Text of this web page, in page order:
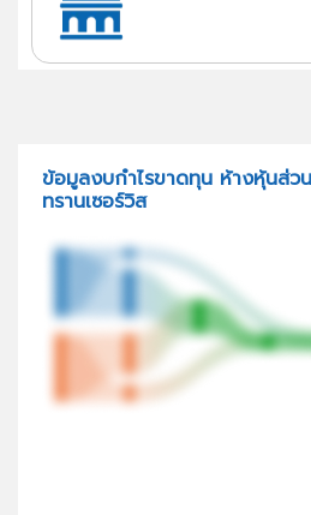
ข้อมูลงบกำไรขาดทุน ห้างหุ้นส่
ทรานเซอร์วิส